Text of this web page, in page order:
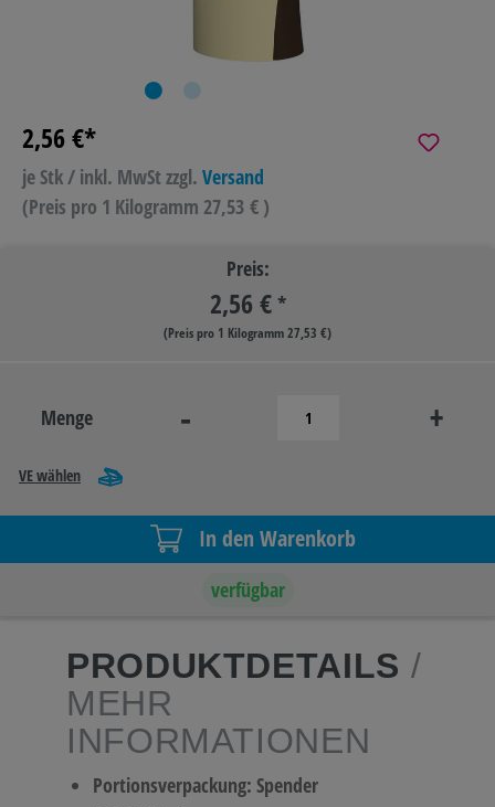
2,56 €*
je Stk / inkl. MwStzzgl. Versand
(Preis pro 1 Kilogramm 27,53 € )
Preis:
2,56 €*
(Preis pro 1 Kilogramm 27,53 €)
Menge - +
VE wählen
In den Warenkorb
verfügbar
PRODUKTDETAILS /
MEHR
INFORMATIONEN
Portionsverpackung: Spender